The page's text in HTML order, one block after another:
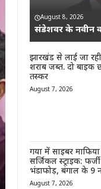
August 8, 2026
संडेशवर के नवीन
झारखंड से लाई जा
शराब जब्त. दो बाइक
तस्कर
August 7, 2026
गया में साइबर
सर्जिकल स्ट्राइक:
भंडाफोड़, बंगाल के 9
August 7, 2026